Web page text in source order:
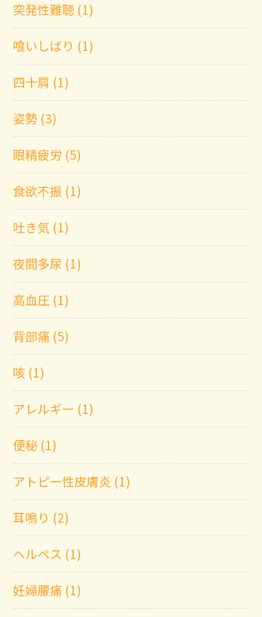
突発性難聴 (1)
喰いしばり (1)
四十肩 (1)
姿勢 (3)
眼精疲労 (5)
食欲不振 (1)
吐き気 (1)
夜間多尿 (1)
高血圧 (1)
背部痛 (5)
咳 (1)
アレルギー (1)
便秘 (1)
アトピー性皮膚炎 (1)
耳鳴り (2)
ヘルペス (1)
妊婦腰痛 (1)